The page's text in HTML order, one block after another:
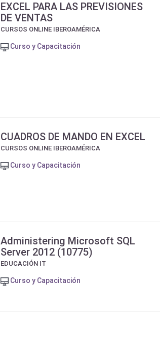
EXCEL PARA LAS PREVISIONES
DE VENTAS
CURSOS ONLINE IBEROAMÉRICA
Curso y Capacitación
CUADROS DE MANDO EN EXCEL
CURSOS ONLINE IBEROAMÉRICA
Curso y Capacitación
Administering Microsoft SQL
Server 2012 (10775)
EDUCACIÓN IT
Curso y Capacitación